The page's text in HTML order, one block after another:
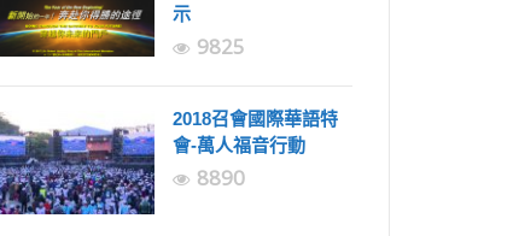
示
9825
2018召會國際華語特
會-萬人福音行動
8890